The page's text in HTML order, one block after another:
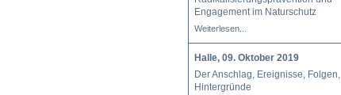
Engagement im Naturschutz
Weiterlesen...
Halle, 09. Oktober 2019
Der Anschlag, Ereignisse, Folgen,
Hintergründe